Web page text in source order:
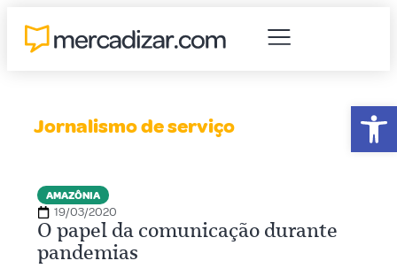
Jornalismo de serviço
AMAZÔNIA
19/03/2020
O papel da comunicação durante
pandemias